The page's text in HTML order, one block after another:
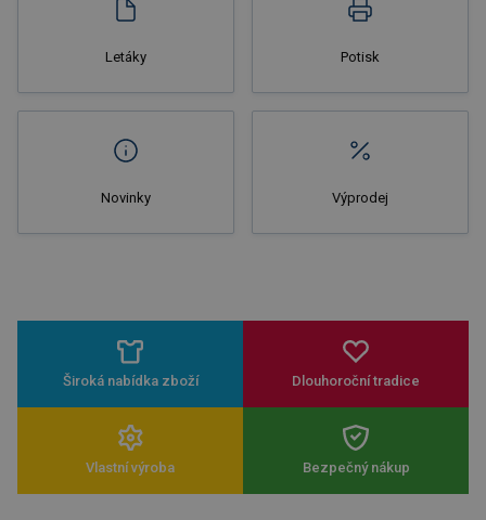
Letáky Potisk
Novinky Výprodej
Široká nabídka zboží Dlouhoroční tradice
Vlastní výroba Bezpečný nákup